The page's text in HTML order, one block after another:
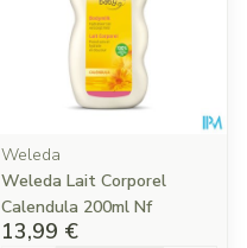
Weleda
Weleda Lait Corporel
Calendula 200ml Nf
13,99 €